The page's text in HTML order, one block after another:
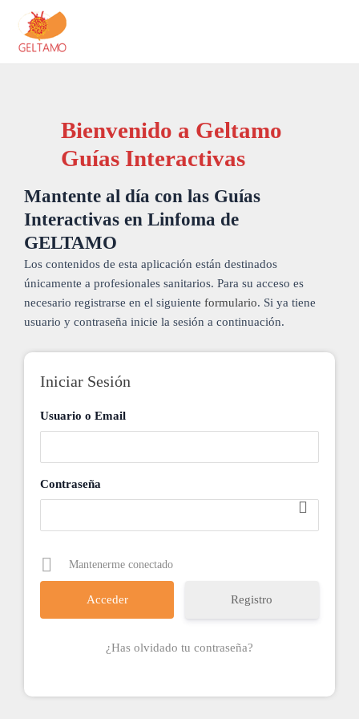
contenido
Bienvenido a Geltamo
Guías Interactivas
Mantente al día con las Guías
Interactivas en Linfoma de
GELTAMO
Los contenidos de esta aplicación están destinados
únicamente a profesionales sanitarios. Para su acceso es
necesario registrarse en el siguiente formulario. Si ya tiene
usuario y contraseña inicie la sesión a continuación.
Iniciar Sesión
Usuario o Email
Contraseña
Mantenerme conectado
Registro
¿Has olvidado tu contraseña?